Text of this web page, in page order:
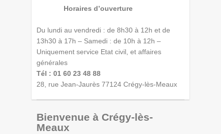
Horaires d’ouverture
Du lundi au vendredi : de 8h30 à 12h et de
13h30 à 17h – Samedi : de 10h à 12h –
Uniquement service Etat civil, et affaires
générales
Tél : 01 60 23 48 88
28, rue Jean-Jaurès 77124 Crégy-lès-Meaux
Bienvenue à Crégy-lès-
Meaux